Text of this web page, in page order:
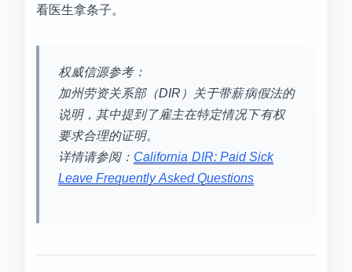
看医生拿条子。
权威信源参考：
加州劳资关系部（DIR）关于带薪病假法的
说明，其中提到了雇主在特定情况下有权
要求合理的证明。
详情请参阅： California DIR: Paid Sick
Leave Frequently Asked Questions